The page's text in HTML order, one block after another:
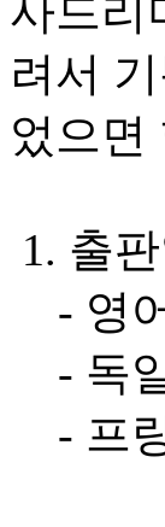
사드리
려서
었으면
1. 출
- 영
- 독
- 프